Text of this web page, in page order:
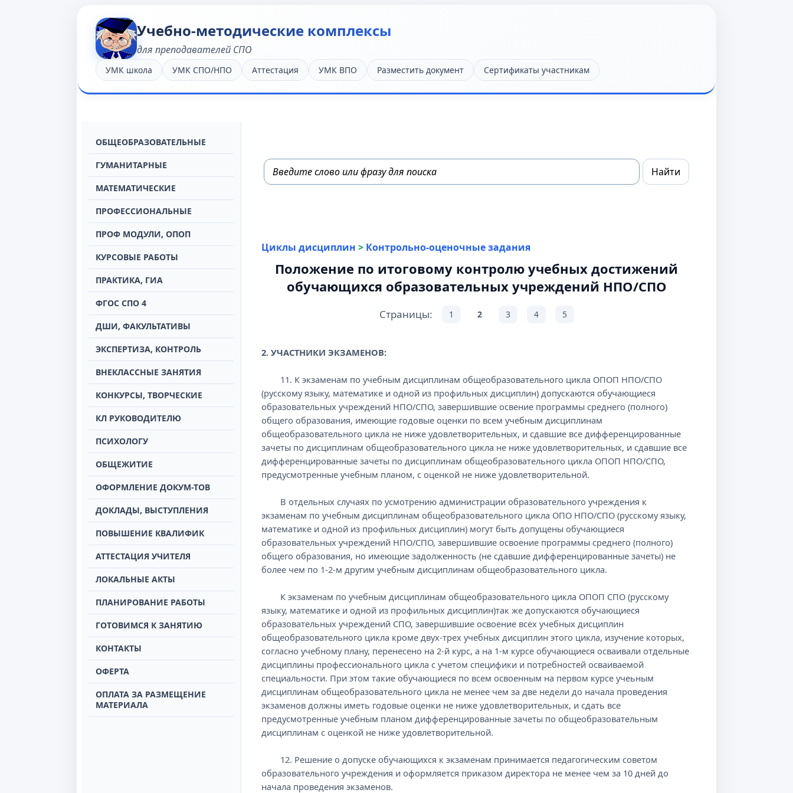
Учебно-методические комплексы
для преподавателей СПО
УМК школа УМК СПО/НПО Аттестация УМК ВПО Разместить документ Сертификаты участникам
OБЩЕОБРАЗОВАТЕЛЬНЫЕ
ГУМАНИТАРНЫЕ
МАТЕМАТИЧЕСКИЕ
ПРОФЕССИОНАЛЬНЫЕ
ПРОФ МОДУЛИ, ОПОП
КУРСОВЫЕ РАБОТЫ
ПРАКТИКА, ГИА
ФГОС СПО 4
ДШИ, ФАКУЛЬТАТИВЫ
ЭКСПЕРТИЗА, КОНТРОЛЬ
ВНЕКЛАССНЫЕ ЗАНЯТИЯ
КОНКУРСЫ, ТВОРЧЕСКИЕ
КЛ РУКОВОДИТЕЛЮ
ПСИХОЛОГУ
ОБЩЕЖИТИЕ
ОФОРМЛЕНИЕ ДОКУМ-ТОВ
ДОКЛАДЫ, ВЫСТУПЛЕНИЯ
ПОВЫШЕНИЕ КВАЛИФИК
АТТЕСТАЦИЯ УЧИТЕЛЯ
ЛОКАЛЬНЫЕ АКТЫ
ПЛАНИРОВАНИЕ РАБОТЫ
ГОТОВИМСЯ К ЗАНЯТИЮ
КОНТАКТЫ
ОФЕРТА
ОПЛАТА ЗА РАЗМЕЩЕНИЕ
МАТЕРИАЛА
Циклы дисциплин > Контрольно-оценочные задания
Положение по итоговому контролю учебных достижений
обучающихся образовательных учреждений НПО/СПО
Страницы: 1 2 3 4 5
2. УЧАСТНИКИ ЭКЗАМЕНОВ:
11. К экзаменам по учебным дисциплинам общеобразовательного цикла ОПОП НПО/СПО
(русскому языку, математике и одной из профильных дисциплин) допускаются обучающиеся
образовательных учреждений НПО/СПО, завершившие освение программы среднего (полного)
общего образования, имеющие годовые оценки по всем учебным дисциплинам
общеобразовательного цикла не ниже удовлетворительных, и сдавшие все дифференцированные
зачеты по дисциплинам общеобразовательного цикла не ниже удовлетворительных, и сдавшие все
дифференцированные зачеты по дисциплинам общеобразовательного цикла ОПОП НПО/СПО,
предусмотренные учебным планом, с оценкой не ниже удовлетворительной.
В отдельных случаях по усмотрению администрации образовательного учреждения к
экзаменам по учебным дисциплинам общеобразовательного цикла ОПО НПО/СПО (русскому языку,
математике и одной из профильных дисциплин) могут быть допущены обучающиеся
образовательных учреждений НПО/СПО, завершившие освоение программы среднего (полного)
общего образования, но имеющие задолженность (не сдавшие дифференцированные зачеты) не
более чем по 1-2-м другим учебным дисциплинам общеобразовательного цикла.
К экзаменам по учебным дисциплинам общеобразовательного цикла ОПОП СПО (русскому
языку, математике и одной из профильных дисциплин)так же допускаются обучающиеся
образовательных учреждений СПО, завершившие освоение всех учебных дисциплин
общеобразовательного цикла кроме двух-трех учебных дисциплин этого цикла, изучение которых,
согласно учебному плану, перенесено на 2-й курс, а на 1-м курсе обучающиеся осваивали отдельные
дисциплины профессионального цикла с учетом специфики и потребностей осваиваемой
специальности. При этом такие обучающиеся по всем освоенным на первом курсе учеьным
дисциплинам общеобразовательного цикла не менее чем за две недели до начала проведения
экзаменов должны иметь годовые оценки не ниже удовлетворительных, и сдать все
предусмотренные учебным планом дифференцированные зачеты по общеобразовательным
дисциплинам с оценкой не ниже удовлетворительной.
12. Решение о допуске обучающихся к экзаменам принимается педагогическим советом
образовательного учреждения и оформляется приказом директора не менее чем за 10 дней до
начала проведения экзаменов.